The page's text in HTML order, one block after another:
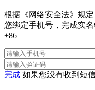
根据《网络安全法》规
您绑定手机号，完成实名
+86
完成 如果您没有收到短